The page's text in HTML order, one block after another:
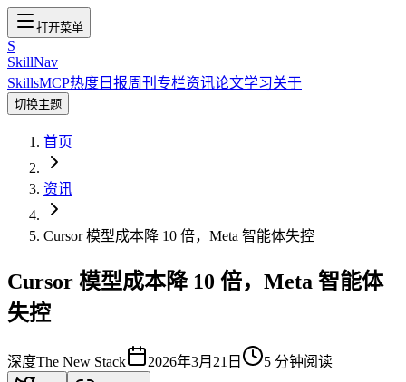
打开菜单
S
SkillNav
SkillsMCP热度 日报周刊 专栏资讯论文学习关于
切换主题
首页
资讯
Cursor 模型成本降 10 倍，Meta 智能体失控
Cursor 模型成本降 10 倍，Meta 智能体
失控
深度The New Stack 2026年3月21日 5 分钟阅读